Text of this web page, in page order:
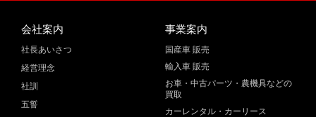
会社案内
社長あいさつ
経営理念
社訓
五誓
事業案内
国産車 販売
輸入車 販売
お車・中古パーツ・農機具などの
買取
カーレンタル・カーリース